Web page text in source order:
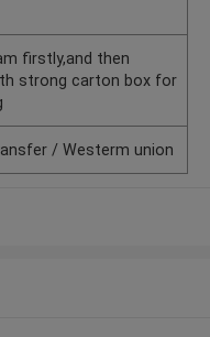
firstly,and then
strong carton box for
/ Westerm union